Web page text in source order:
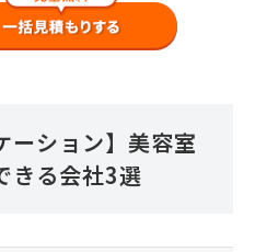
ーション】美容室
きる会社3選